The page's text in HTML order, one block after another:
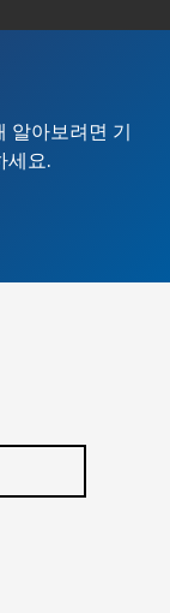
알아보려면 기
세요.